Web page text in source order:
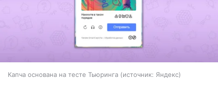
Капча основана на тесте Тьюринга источник: Яндекс